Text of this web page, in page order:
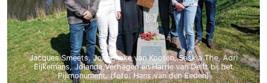
Jacques Smeets, Johanneke van Kooten, Saskia The, Adri
Eijkemans, Jolanda Verhagen en Harrie van Delft bij het
Pijlmonument. (foto: Hans van den Eeden)